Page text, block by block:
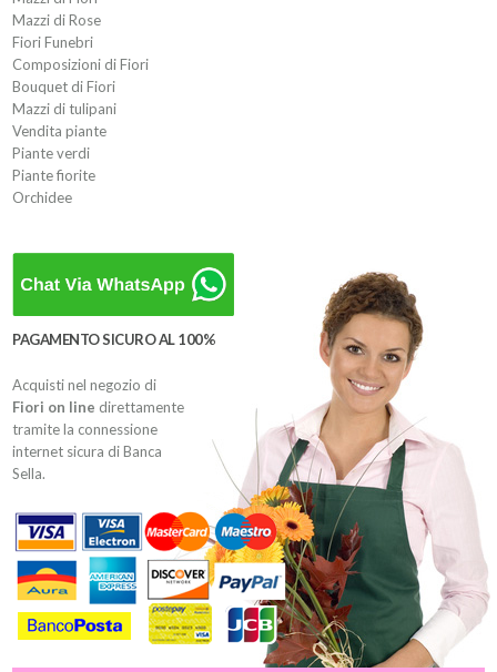
Mazzi di Rose
Fiori Funebri
Composizioni di Fiori
Bouquet di Fiori
Mazzi di tulipani
Vendita piante
Piante verdi
Piante fiorite
Orchidee
PAGAMENTO SICURO AL 100%
Acquisti nel negozio di
Fiori on line direttamente
tramite la connessione
internet sicura di Banca
Sella.